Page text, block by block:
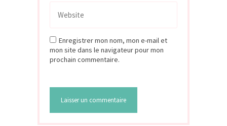
Enregistrer mon nom, mon e-mail et
mon site dans le navigateur pour mon
prochain commentaire.